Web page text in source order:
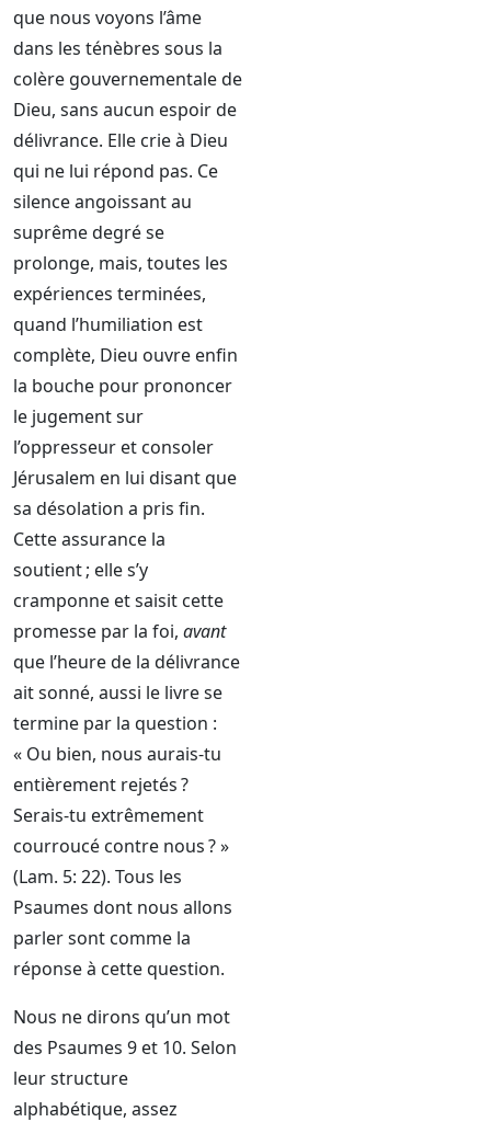
que nous voyons l’âme
dans les ténèbres sous la
colère gouvernementale de
Dieu, sans aucun espoir de
délivrance. Elle crie à Dieu
qui ne lui répond pas. Ce
silence angoissant au
suprême degré se
prolonge, mais, toutes les
expériences terminées,
quand l’humiliation est
complète, Dieu ouvre enfin
la bouche pour prononcer
le jugement sur
l’oppresseur et consoler
Jérusalem en lui disant que
sa désolation a pris fin.
Cette assurance la
soutient ; elle s’y
cramponne et saisit cette
promesse par la foi, avant
que l’heure de la délivrance
ait sonné, aussi le livre se
termine par la question :
« Ou bien, nous aurais-tu
entièrement rejetés ?
Serais-tu extrêmement
courroucé contre nous ? »
(Lam. 5: 22). Tous les
Psaumes dont nous allons
parler sont comme la
réponse à cette question.
Nous ne dirons qu’un mot
des Psaumes 9 et 10. Selon
leur structure
alphabétique, assez